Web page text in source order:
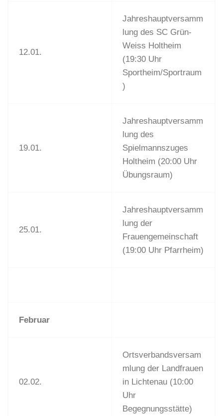
12.01.
Jahreshauptversamm
lung des SC Grün-
Weiss Holtheim
(19:30 Uhr
Sportheim/Sportraum
)
19.01.
Jahreshauptversamm
lung des
Spielmannszuges
Holtheim (20:00 Uhr
Übungsraum)
25.01.
Jahreshauptversamm
lung der
Frauengemeinschaft
(19:00 Uhr Pfarrheim)
Februar
02.02.
Ortsverbandsversam
mlung der Landfrauen
in Lichtenau (10:00
Uhr
Begegnungsstätte)